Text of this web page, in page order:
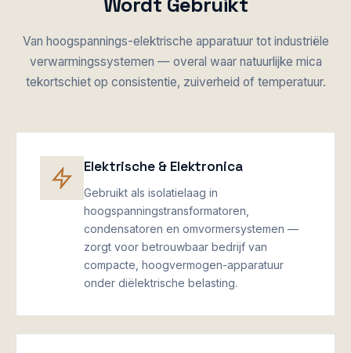
Van hoogspannings-elektrische apparatuur tot industriële
verwarmingssystemen — overal waar natuurlijke mica
tekortschiet op consistentie, zuiverheid of temperatuur.
Elektrische & Elektronica
Gebruikt als isolatielaag in
hoogspanningstransformatoren,
condensatoren en omvormersystemen —
zorgt voor betrouwbaar bedrijf van
compacte, hoogvermogen-apparatuur
onder diëlektrische belasting.